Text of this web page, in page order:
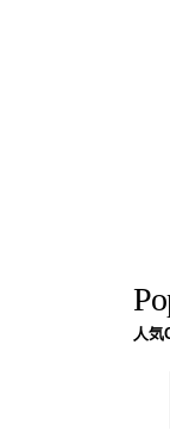
人気